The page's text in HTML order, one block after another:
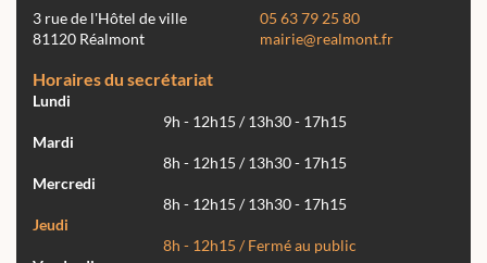
3 rue de l'Hôtel de ville
81120 Réalmont
05 63 79 25 80
mairie@realmont.fr
Horaires du secrétariat
Lundi
9h - 12h15 / 13h30 - 17h15
Mardi
8h - 12h15 / 13h30 - 17h15
Mercredi
8h - 12h15 / 13h30 - 17h15
Jeudi
8h - 12h15 / Fermé au public